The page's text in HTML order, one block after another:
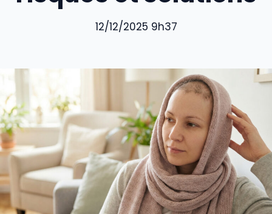
12/12/2025 9h37